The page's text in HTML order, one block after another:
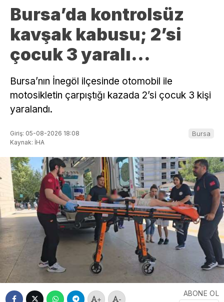
Bursa’da kontrolsüz
kavşak kabusu; 2’si
çocuk 3 yaralı…
Bursa’nın İnegöl ilçesinde otomobil ile
motosikletin çarpıştığı kazada 2’si çocuk 3 kişi
yaralandı.
Giriş: 05-08-2026 18:08
Kaynak: İHA
Bursa
+ -
ABONE OL